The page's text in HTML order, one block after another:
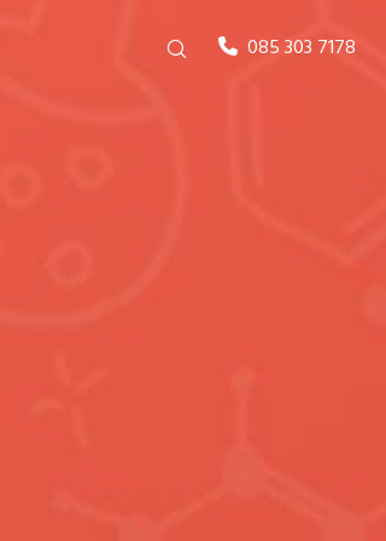
085 303 7178